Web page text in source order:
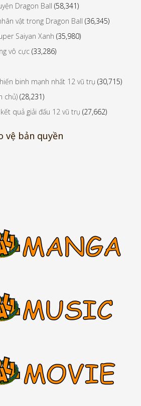
Dragon Ball (58,341)
vật trong Dragon Ball (36,345)
Saiyan Xanh (35,980)
vô cực (33,286)
binh mạnh nhất 12 vũ trụ (30,715)
chủ) (28,231)
quả giải đấu 12 vũ trụ (27,662)
vệ bản quyền